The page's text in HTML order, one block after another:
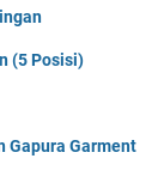
(5 Posisi)
Gapura Garment